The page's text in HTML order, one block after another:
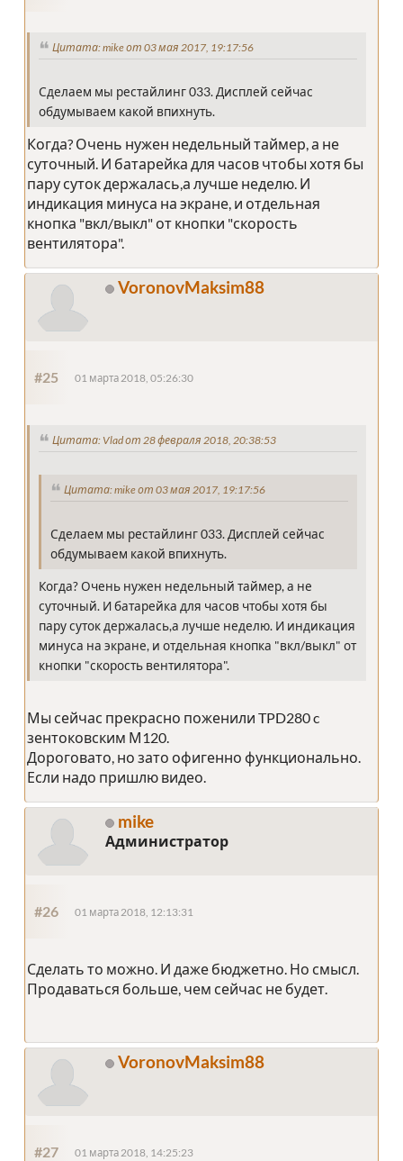
Цитата: mike от 03 мая 2017, 19:17:56
Сделаем мы рестайлинг 033. Дисплей сейчас
обдумываем какой впихнуть.
Когда? Очень нужен недельный таймер, а не
суточный. И батарейка для часов чтобы хотя бы
пару суток держалась,а лучше неделю. И
индикация минуса на экране, и отдельная
кнопка "вкл/выкл" от кнопки "скорость
вентилятора".
VoronovMaksim88
#25 01 марта 2018, 05:26:30
Цитата: Vlad от 28 февраля 2018, 20:38:53
Цитата: mike от 03 мая 2017, 19:17:56
Сделаем мы рестайлинг 033. Дисплей сейчас
обдумываем какой впихнуть.
Когда? Очень нужен недельный таймер, а не
суточный. И батарейка для часов чтобы хотя бы
пару суток держалась,а лучше неделю. И индикация
минуса на экране, и отдельная кнопка "вкл/выкл" от
кнопки "скорость вентилятора".
Мы сейчас прекрасно поженили TPD280 c
зентоковским М120.
Дороговато, но зато офигенно функционально.
Если надо пришлю видео.
mike
Администратор
#26 01 марта 2018, 12:13:31
Сделать то можно. И даже бюджетно. Но смысл.
Продаваться больше, чем сейчас не будет.
VoronovMaksim88
#27 01 марта 2018, 14:25:23